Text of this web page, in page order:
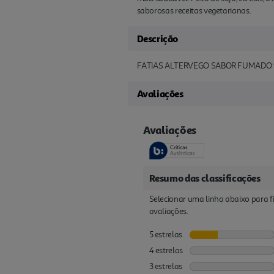
saborosas receitas vegetarianas.
Descrição
FATIAS ALTERVEGO SABOR FUMADO
Avaliações